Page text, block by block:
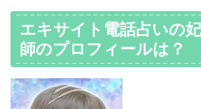
エキサイト電話占いの
師のプロフィールは？